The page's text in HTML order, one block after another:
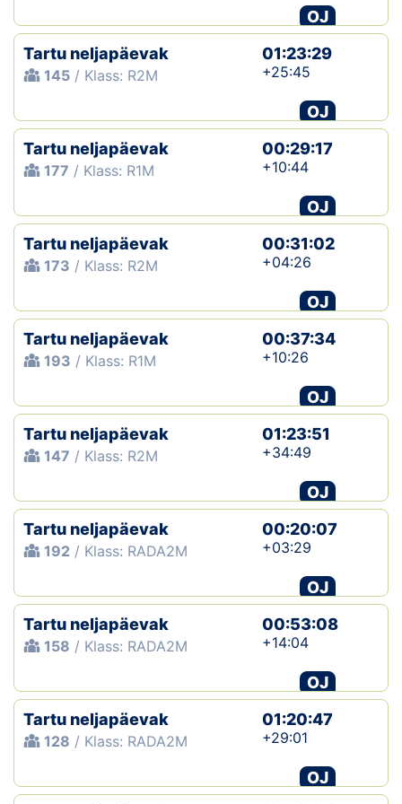
OJ
Tartu neljapäevak
145 / Klass: R2M
01:23:29
+25:45
OJ
Tartu neljapäevak
177 / Klass: R1M
00:29:17
+10:44
OJ
Tartu neljapäevak
173 / Klass: R2M
00:31:02
+04:26
OJ
Tartu neljapäevak
193 / Klass: R1M
00:37:34
+10:26
OJ
Tartu neljapäevak
147 / Klass: R2M
01:23:51
+34:49
OJ
Tartu neljapäevak
192 / Klass: RADA2M
00:20:07
+03:29
OJ
Tartu neljapäevak
158 / Klass: RADA2M
00:53:08
+14:04
OJ
Tartu neljapäevak
128 / Klass: RADA2M
01:20:47
+29:01
OJ